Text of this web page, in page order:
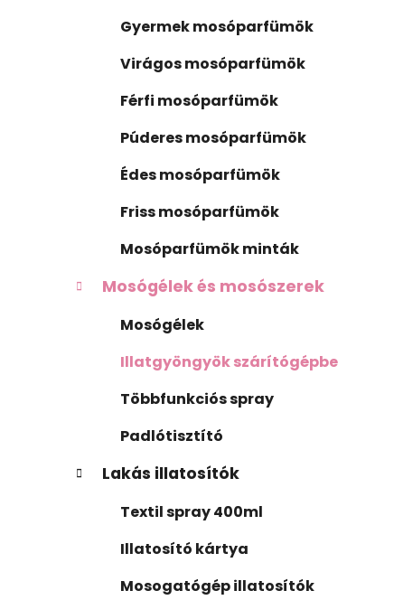
Gyermek mosóparfümök
Virágos mosóparfümök
Férfi mosóparfümök
Púderes mosóparfümök
Édes mosóparfümök
Friss mosóparfümök
Mosóparfümök minták
Mosógélek és mosószerek
Mosógélek
Illatgyöngyök szárítógépbe
Többfunkciós spray
Padlótisztító
Lakás illatosítók
Textil spray 400ml
Illatosító kártya
Mosogatógép illatosítók